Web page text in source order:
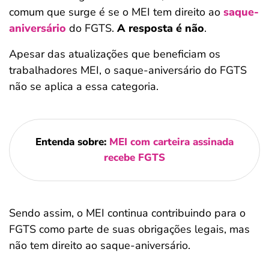
comum que surge é se o MEI tem direito ao saque-
aniversário do FGTS. A resposta é não.
Apesar das atualizações que beneficiam os
trabalhadores MEI, o saque-aniversário do FGTS
não se aplica a essa categoria.
Entenda sobre: MEI com carteira assinada
recebe FGTS
Sendo assim, o MEI continua contribuindo para o
FGTS como parte de suas obrigações legais, mas
não tem direito ao saque-aniversário.